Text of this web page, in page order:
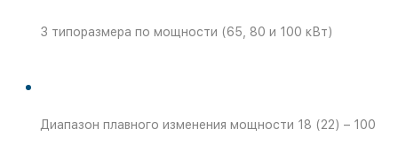
3 типоразмера по мощности (65, 80 и 100 кВт)
Диапазон плавного изменения мощности 18 (22) – 100